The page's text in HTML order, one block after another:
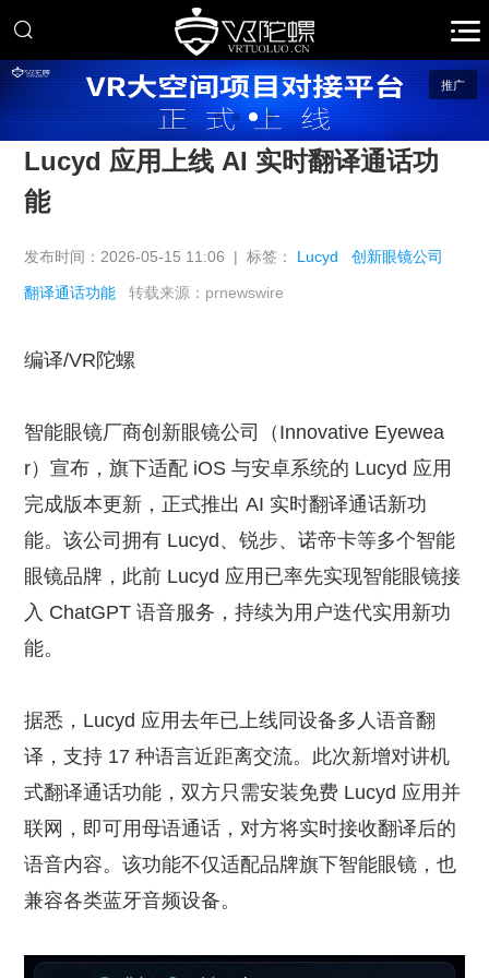
推广
Lucyd 应用上线 AI 实时翻译通话功
能
发布时间：2026-05-15 11:06 | 标签： Lucyd 创新眼镜公司
翻译通话功能 转载来源：prnewswire
编译/VR陀螺
智能眼镜厂商创新眼镜公司（Innovative Eyewea
r）宣布，旗下适配 iOS 与安卓系统的 Lucyd 应用
完成版本更新，正式推出 AI 实时翻译通话新功
能。该公司拥有 Lucyd、锐步、诺帝卡等多个智能
眼镜品牌，此前 Lucyd 应用已率先实现智能眼镜接
入 ChatGPT 语音服务，持续为用户迭代实用新功
能。
据悉，Lucyd 应用去年已上线同设备多人语音翻
译，支持 17 种语言近距离交流。此次新增对讲机
式翻译通话功能，双方只需安装免费 Lucyd 应用并
联网，即可用母语通话，对方将实时接收翻译后的
语音内容。该功能不仅适配品牌旗下智能眼镜，也
兼容各类蓝牙音频设备。